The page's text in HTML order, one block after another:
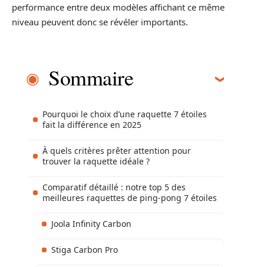
performance entre deux modèles affichant ce même
niveau peuvent donc se révéler importants.
Sommaire
Pourquoi le choix d’une raquette 7 étoiles
fait la différence en 2025
À quels critères prêter attention pour
trouver la raquette idéale ?
Comparatif détaillé : notre top 5 des
meilleures raquettes de ping-pong 7 étoiles
Joola Infinity Carbon
Stiga Carbon Pro